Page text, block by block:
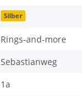
Silber
Rings-and-more
Sebastianweg
1a